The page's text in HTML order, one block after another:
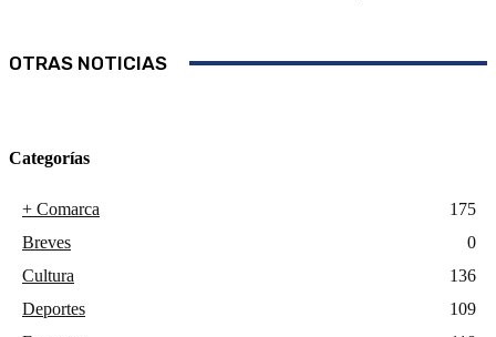
OTRAS NOTICIAS
Categorías
+ Comarca
175
Breves
0
Cultura
136
Deportes
109